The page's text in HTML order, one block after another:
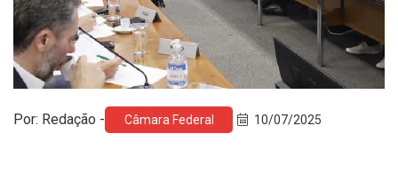
Por: Redação - Câmara Federal 10/07/2025